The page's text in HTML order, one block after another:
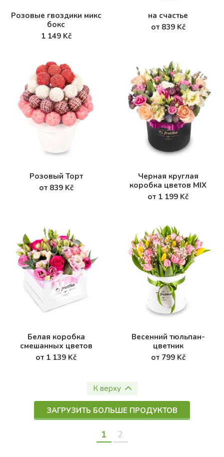
Розовые гвоздики микс
бокс
1 149 Kč
на счастье
от 839 Kč
Розовый Торт
от 839 Kč
Черная круглая
коробка цветов MIX
от 1 199 Kč
Белая коробка
смешанных цветов
от 1 139 Kč
Весенний тюльпан-
цветник
от 799 Kč
К верху
ЗАГРУЗИТЬ БОЛЬШЕ ПРОДУКТОВ
1 2